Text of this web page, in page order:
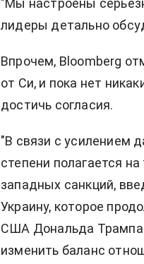
"Мы настроены
лидеры детально
Впрочем, Bloomberg
от Си, и пока нет
достичь согласия.
"В связи с усилением
степени полагается
западных санкций,
Украину, которое
США Дональда
изменить баланс